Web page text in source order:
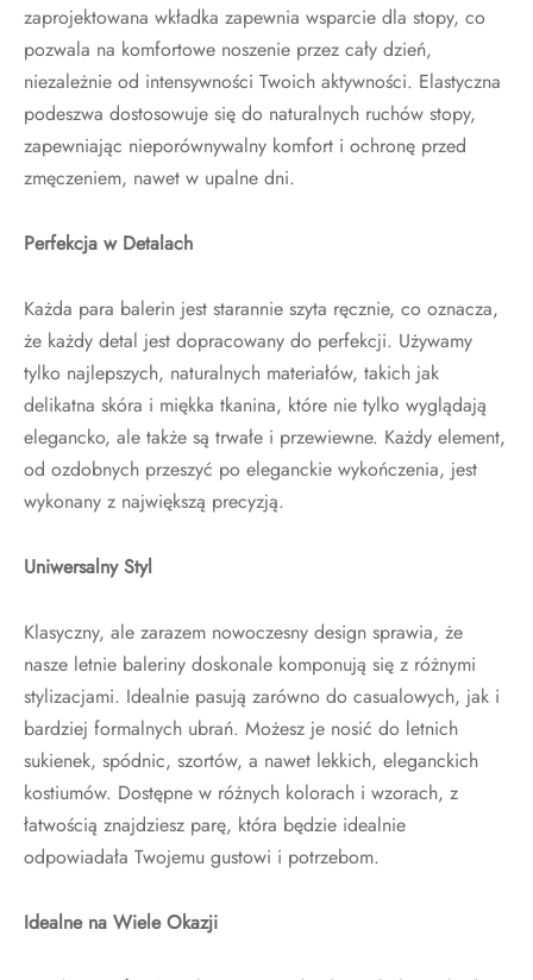
zaprojektowana wkładka zapewnia wsparcie dla stopy, co
pozwala na komfortowe noszenie przez cały dzień,
niezależnie od intensywności Twoich aktywności. Elastyczna
podeszwa dostosowuje się do naturalnych ruchów stopy,
zapewniając nieporównywalny komfort i ochronę przed
zmęczeniem, nawet w upalne dni.
Perfekcja w Detalach
Każda para balerin jest starannie szyta ręcznie, co oznacza,
że każdy detal jest dopracowany do perfekcji. Używamy
tylko najlepszych, naturalnych materiałów, takich jak
delikatna skóra i miękka tkanina, które nie tylko wyglądają
elegancko, ale także są trwałe i przewiewne. Każdy element,
od ozdobnych przeszyć po eleganckie wykończenia, jest
wykonany z największą precyzją.
Uniwersalny Styl
Klasyczny, ale zarazem nowoczesny design sprawia, że
nasze letnie baleriny doskonale komponują się z różnymi
stylizacjami. Idealnie pasują zarówno do casualowych, jak i
bardziej formalnych ubrań. Możesz je nosić do letnich
sukienek, spódnic, szortów, a nawet lekkich, eleganckich
kostiumów. Dostępne w różnych kolorach i wzorach, z
łatwością znajdziesz parę, która będzie idealnie
odpowiadała Twojemu gustowi i potrzebom.
Idealne na Wiele Okazji